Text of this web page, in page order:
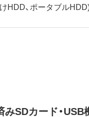
HDD、ポータブル
SDカード・USB